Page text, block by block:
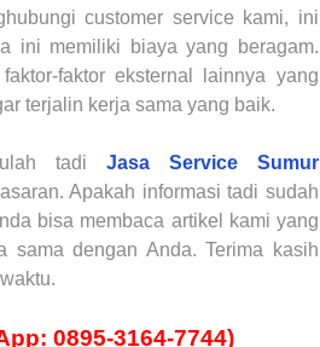
customer service kami, ini
ini memiliki biaya yang beragam.
faktor eksternal lainnya yang
terjalin kerja sama yang baik.
tadi Jasa Service Sumur
Apakah informasi tadi sudah
bisa membaca artikel kami yang
sama dengan Anda. Terima kasih
0895-3164-7744)